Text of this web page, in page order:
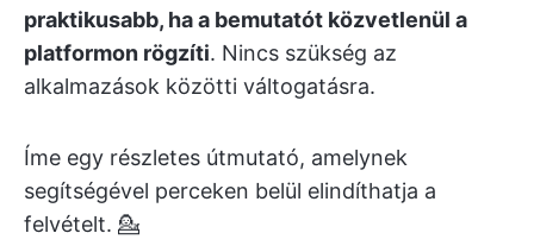
praktikusabb, ha a bemutatót közvetlenül a
platformon rögzíti. Nincs szükség az
alkalmazások közötti váltogatásra.
Íme egy részletes útmutató, amelynek
segítségével perceken belül elindíthatja a
felvételt. 💁